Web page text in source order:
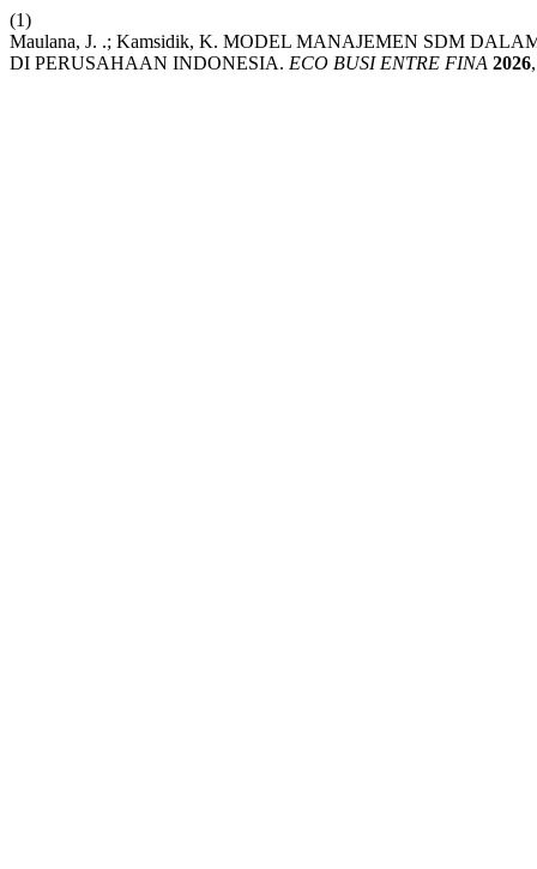
(1)
Maulana, J. .; Kamsidik, K. MODEL MANAJEMEN SDM
DI PERUSAHAAN INDONESIA. ECO BUSI ENTRE FINA 2026